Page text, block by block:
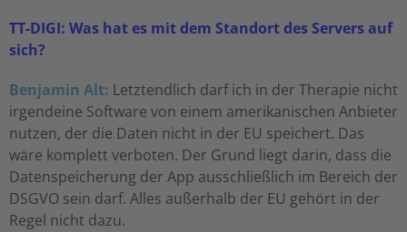
TT-DIGI: Was hat es mit dem Standort des Servers auf
sich?
Benjamin Alt: Letztendlich darf ich in der Therapie nicht
irgendeine Software von einem amerikanischen Anbieter
nutzen, der die Daten nicht in der EU speichert. Das
wäre komplett verboten. Der Grund liegt darin, dass die
Datenspeicherung der App ausschließlich im Bereich der
DSGVO sein darf. Alles außerhalb der EU gehört in der
Regel nicht dazu.